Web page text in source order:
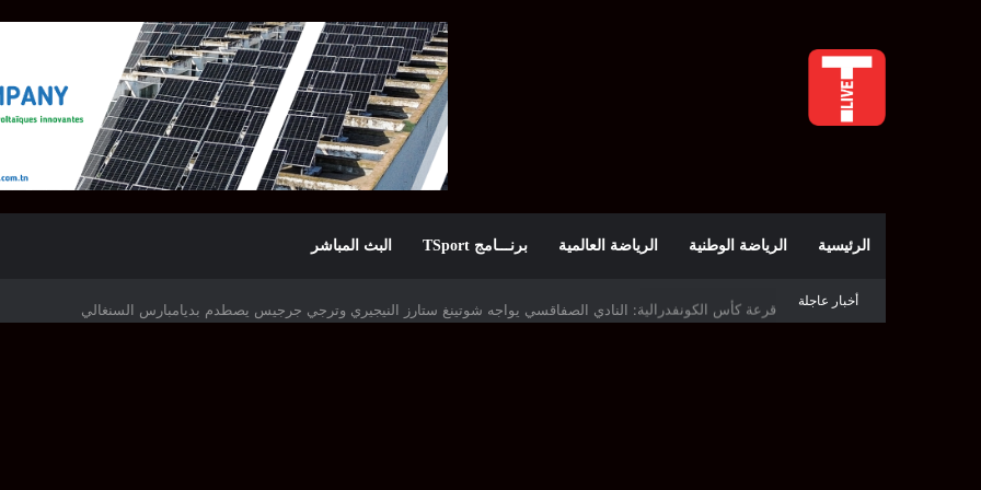
الرئيسية الرياضة الوطنية الرياضة العالمية برنـــامج TSport البث المباشر
أخبار عاجلة قرعة كأس الكونفدرالية: النادي الصفاقسي يواجه شوتينغ ستارز النيجيري وترجي جرجيس يصطدم بديامبارس السنغالي